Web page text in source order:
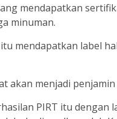
mendapatkan
minuman.
mendapatkan label
akan menjadi
PIRT itu dengan